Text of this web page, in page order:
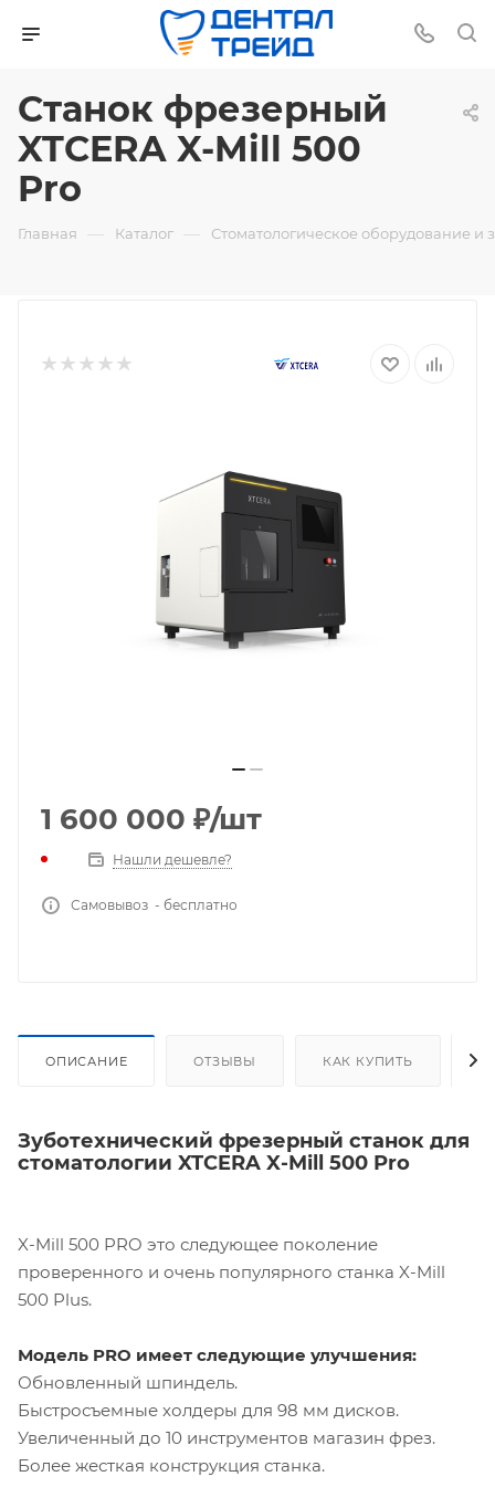
Станок фрезерный
XTCERA X-Mill 500
Pro
Главная — Каталог — Стоматологическое оборудование и
1 600 000 ₽/шт
Нашли дешевле?
Самовывоз - бесплатно
ОПИСАНИЕ ОТЗЫВЫ КАК КУПИТЬ
Зуботехнический фрезерный станок для
стоматологии XTCERA X-Mill 500 Pro
X-Mill 500 PRO это следующее поколение
проверенного и очень популярного станка X-Mill
500 Plus.
Модель PRO имеет следующие улучшения:
Обновленный шпиндель.
Быстросъемные холдеры для 98 мм дисков.
Увеличенный до 10 инструментов магазин фрез.
Более жесткая конструкция станка.